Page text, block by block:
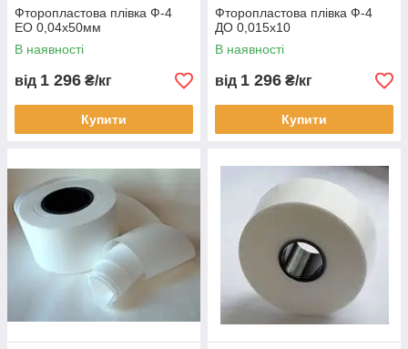
Фторопластова плівка Ф-4
ЕО 0,04х50мм
В наявності
від 1 296 ₴/кг
Купити
Фторопластова плівка Ф-4
ДО 0,015х10
В наявності
від 1 296 ₴/кг
Купити